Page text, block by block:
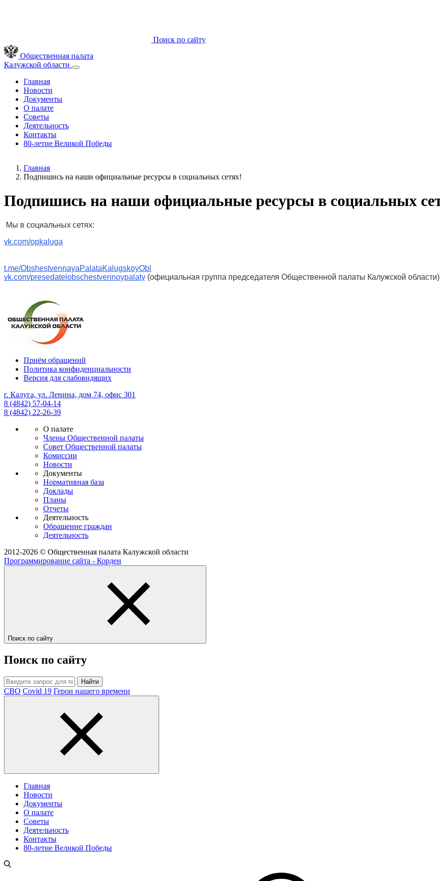
Поиск по сайту
Общественная палата
Калужской области
Главная
Новости
Документы
О палате
Советы
Деятельность
Контакты
80-летие Великой Победы
Главная
Подпишись на наши официальные ресурсы в социальных сетях!
Подпишись на наши официальные ресурсы в социальных
Мы в социальных сетях:
vk.com/opkaluga
t.me/ObshestvennayaPalataKalugskoyObl
vk.com/presedatelobschestvennoypalaty (официальная группа председателя Общественной палаты Калужской области)
Приём обращений
Политика конфиденциальности
Версия для слабовидящих
г. Калуга, ул. Ленина, дом 74, офис 301
8 (4842) 57-04-14
8 (4842) 22-26-39
О палате
Члены Общественной палаты
Совет Общественной палаты
Комиссии
Новости
Документы
Нормативная база
Доклады
Планы
Отчеты
Деятельность
Обращение граждан
Деятельность
2012-2026 © Общественная палата Калужской области
Программирование сайта - Корден
Поиск по сайту
Поиск по сайту
Найти
СВО Covid 19 Герои нашего времени
Главная
Новости
Документы
О палате
Советы
Деятельность
Контакты
80-летие Великой Победы